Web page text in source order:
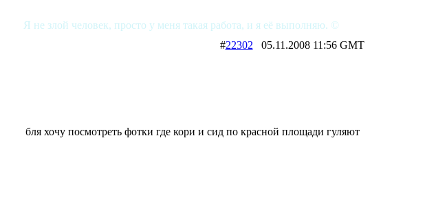
Я не злой человек, просто у меня такая работа, и я её выполняю. ©
#22302 05.11.2008 11:56 GMT
бля хочу посмотреть фотки где кори и сид по красной площади гуляют